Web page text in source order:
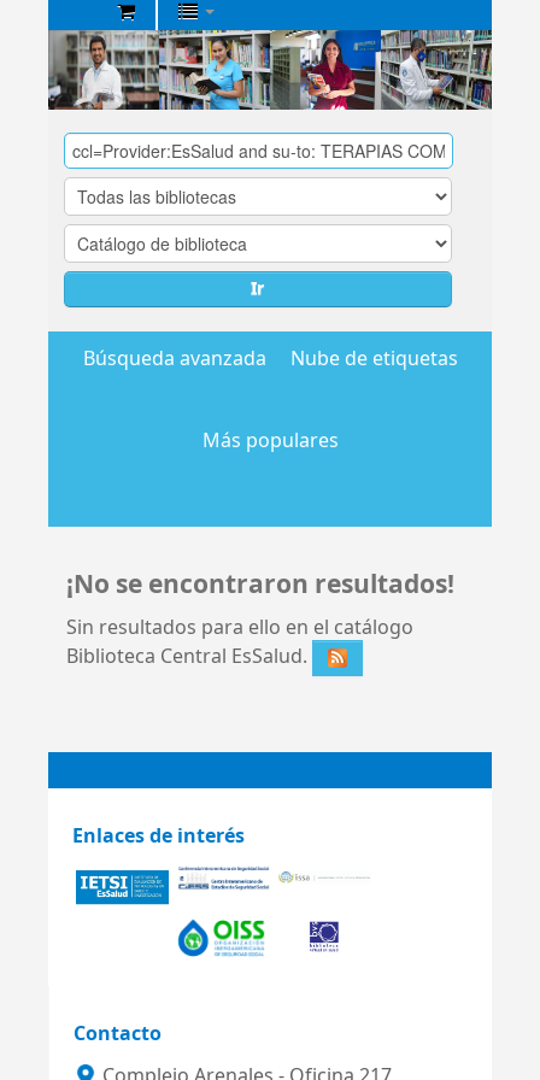
Biblioteca
Central
EsSalud
Ir
Búsqueda avanzada Nube de etiquetas
Más populares
¡No se encontraron resultados!
Sin resultados para ello en el catálogo
Biblioteca Central EsSalud.
Enlaces de interés
Contacto